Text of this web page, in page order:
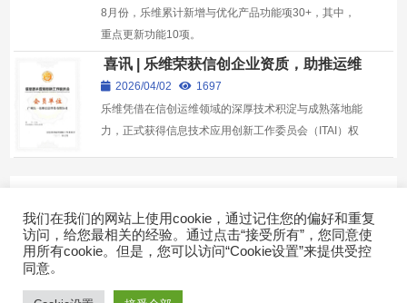
8月份，乐维累计新增与优化产品功能项30+，其中，
重点更新功能10项。
喜讯 | 乐维荣获信创企业资质，助推运维
智能化发展！
2026/04/02
1697
乐维凭借在信创运维领域的深厚技术积淀与成熟落地能
力，正式获得信息技术应用创新工作委员会（ITAI）权
快速导航
我们在我们的网站上使用cookie，通过记住您的偏好和重复
访问，给您最相关的经验。通过点击“接受所有”，您同意使
用所有cookie。但是，您可以访问“Cookie设置”来提供受控
同意。